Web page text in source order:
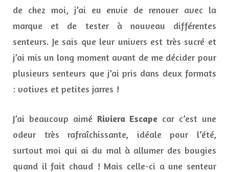
de chez moi, j’ai eu envie de renouer avec la
marque et de tester à nouveau différentes
senteurs. Je sais que leur univers est très sucré et
j’ai mis un long moment avant de me décider pour
plusieurs senteurs que j’ai pris dans deux formats
: votives et petites jarres !
J’ai beaucoup aimé Riviera Escape car c’est une
odeur très rafraîchissante, idéale pour l’été,
surtout moi qui ai du mal à allumer des bougies
quand il fait chaud ! Mais celle-ci a une senteur